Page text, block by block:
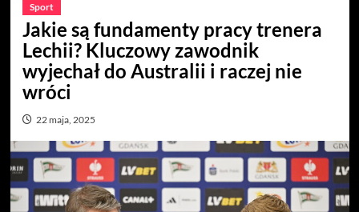
Sport
Jakie są fundamenty pracy trenera
Lechii? Kluczowy zawodnik
wyjechał do Australii i raczej nie
wróci
22 maja, 2025